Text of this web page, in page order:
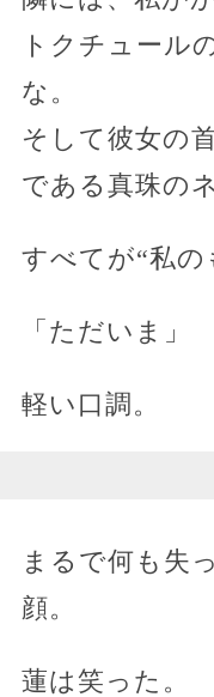
トクチュール
な。
そして彼女の
である真珠の
すべてが“私の
「ただいま」
軽い口調。
まるで何も失
顔。
蓮は笑った。